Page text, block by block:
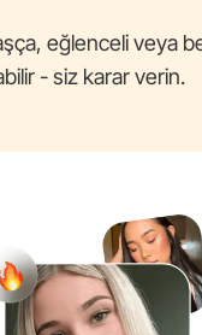
eğlenceli veya
- siz karar verin.